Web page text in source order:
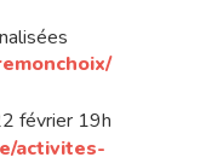
février 19h
activites-